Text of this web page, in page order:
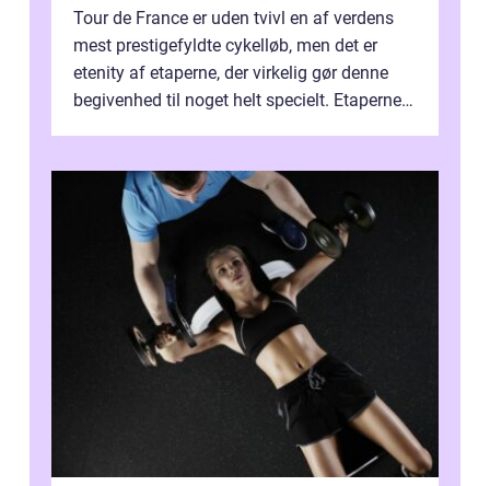
Tour de France er uden tvivl en af verdens
mest prestigefyldte cykelløb, men det er
etenity af etaperne, der virkelig gør denne
begivenhed til noget helt specielt. Etaperne i